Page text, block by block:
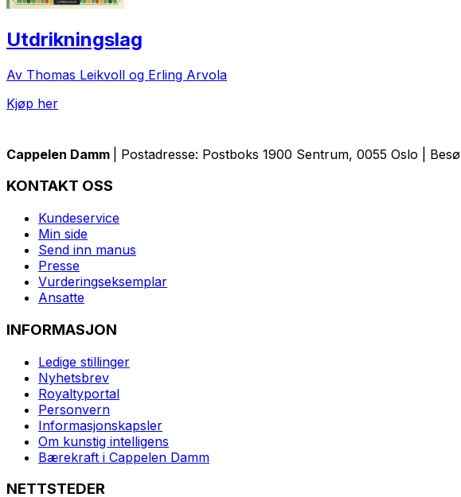
Utdrikningslag
Av Thomas Leikvoll og Erling Arvola
Kjøp her
Cappelen Damm | Postadresse: Postboks 1900 Sentrum, 0055 Oslo |
KONTAKT OSS
Kundeservice
Min side
Send inn manus
Presse
Vurderingseksemplar
Ansatte
INFORMASJON
Ledige stillinger
Nyhetsbrev
Royaltyportal
Personvern
Informasjonskapsler
Om kunstig intelligens
Bærekraft i Cappelen Damm
NETTSTEDER